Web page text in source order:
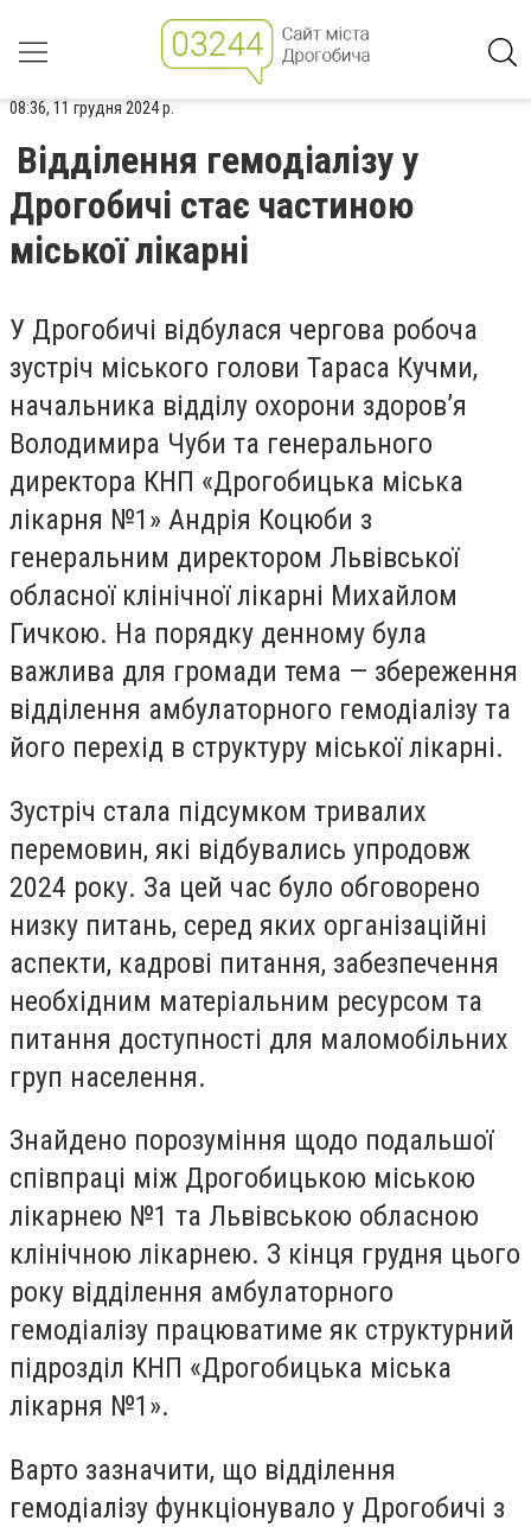
08:36, 11 грудня 2024 р.
Відділення гемодіалізу у
Дрогобичі стає частиною
міської лікарні
У Дрогобичі відбулася чергова робоча
зустріч міського голови Тараса Кучми,
начальника відділу охорони здоров’я
Володимира Чуби та генерального
директора КНП «Дрогобицька міська
лікарня №1» Андрія Коцюби з
генеральним директором Львівської
обласної клінічної лікарні Михайлом
Гичкою. На порядку денному була
важлива для громади тема — збереження
відділення амбулаторного гемодіалізу та
його перехід в структуру міської лікарні.
Зустріч стала підсумком тривалих
перемовин, які відбувались упродовж
2024 року. За цей час було обговорено
низку питань, серед яких організаційні
аспекти, кадрові питання, забезпечення
необхідним матеріальним ресурсом та
питання доступності для маломобільних
груп населення.
Знайдено порозуміння щодо подальшої
співпраці між Дрогобицькою міською
лікарнею №1 та Львівською обласною
клінічною лікарнею. З кінця грудня цього
року відділення амбулаторного
гемодіалізу працюватиме як структурний
підрозділ КНП «Дрогобицька міська
лікарня №1».
Варто зазначити, що відділення
гемодіалізу функціонувало у Дрогобичі з